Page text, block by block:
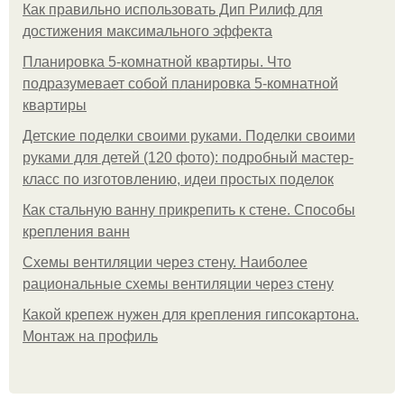
Как правильно использовать Дип Рилиф для
достижения максимального эффекта
Планировка 5-комнатной квартиры. Что
подразумевает собой планировка 5-комнатной
квартиры
Детские поделки своими руками. Поделки своими
руками для детей (120 фото): подробный мастер-
класс по изготовлению, идеи простых поделок
Как стальную ванну прикрепить к стене. Способы
крепления ванн
Схемы вентиляции через стену. Наиболее
рациональные схемы вентиляции через стену
Какой крепеж нужен для крепления гипсокартона.
Монтаж на профиль